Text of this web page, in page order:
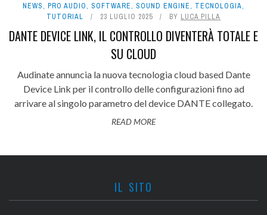
NEWS, PRO AUDIO, SOFTWARE, SOUND ENGINE, TECNOLOGIA,
TUTORIAL
23 LUGLIO 2025 BY LUCA PILLA
DANTE DEVICE LINK, IL CONTROLLO DIVENTERÀ TOTALE E
SU CLOUD
Audinate annuncia la nuova tecnologia cloud based Dante
Device Link per il controllo delle configurazioni fino ad
arrivare al singolo parametro del device DANTE collegato.
READ MORE
IL SITO